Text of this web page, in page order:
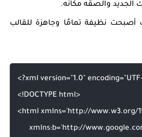
الجديد والصقه مكانه.
أصبحت نظيفة تمامًا وجاهزة للقالب
<?xml version="1.0"
<!DOCTYPE html>
<html xmlns='http://www.w3.org/
xmlns:b='http://